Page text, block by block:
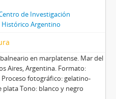
simple] Foto 035, 1925-1935
simple] Foto 036, 1925-1935
simple] Foto 037, 1925-1935
simple] Foto 038, 1925-1935
simple] Foto 040, 1925-1935
simple] Foto 041, 1925-1935
simple] Foto 042, 1925-1935
de Investigación
Argentino
en marplatense. Mar del
Aires, Argentina. Formato:
Proceso fotográfico: gelatino-
Tono: blanco y negro